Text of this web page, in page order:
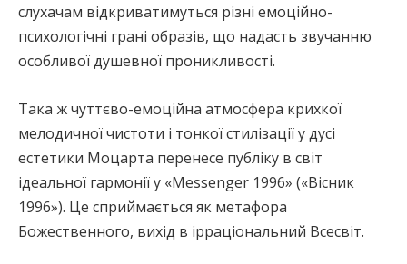
слухачам відкриватимуться різні емоційно-
психологічні грані образів, що надасть звучанню
особливої душевної проникливості.
Така ж чуттєво-емоційна атмосфера крихкої
мелодичної чистоти і тонкої стилізації у дусі
естетики Моцарта перенесе публіку в світ
ідеальної гармонії у «Messenger 1996» («Вісник
1996»). Це сприймається як метафора
Божественного, вихід в ірраціональний Всесвіт.